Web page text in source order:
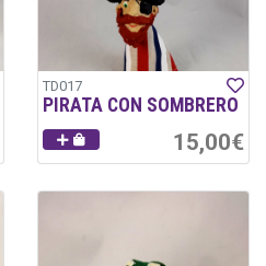
TD017
PIRATA CON SOMBRERO
15,00€